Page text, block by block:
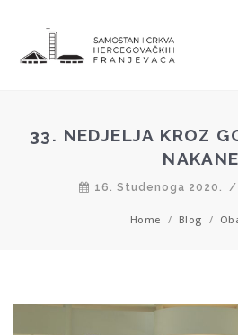
33. NEDJELJA KROZ
NAKANE
16. Studenoga 2020. /
Home / Blog /